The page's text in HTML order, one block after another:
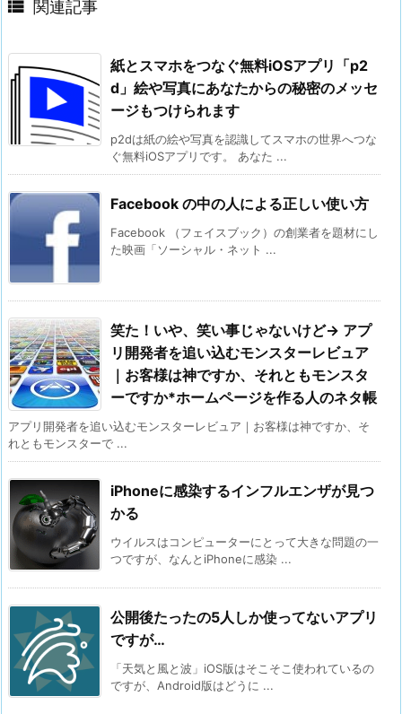
 関連記事
紙とスマホをつなぐ無料iOSアプリ「p2
d」絵や写真にあなたからの秘密のメッセ
ージもつけられます
p2dは紙の絵や写真を認識してスマホの世界へつな
ぐ無料iOSアプリです。 あなた ...
Facebook の中の人による正しい使い方
Facebook （フェイスブック）の創業者を題材にし
た映画「ソーシャル・ネット ...
笑た！いや、笑い事じゃないけど→ アプ
リ開発者を追い込むモンスターレビュア
｜お客様は神ですか、それともモンスタ
ーですか*ホームページを作る人のネタ帳
アプリ開発者を追い込むモンスターレビュア｜お客様は神ですか、そ
れともモンスターで ...
iPhoneに感染するインフルエンザが見つ
かる
ウイルスはコンピューターにとって大きな問題の一
つですが、なんとiPhoneに感染 ...
公開後たったの5人しか使ってないアプリ
ですが…
「天気と風と波」iOS版はそこそこ使われているの
ですが、Android版はどうに ...